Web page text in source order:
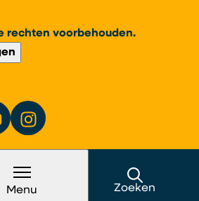
rechten voorbehouden.
Menu Zoeken